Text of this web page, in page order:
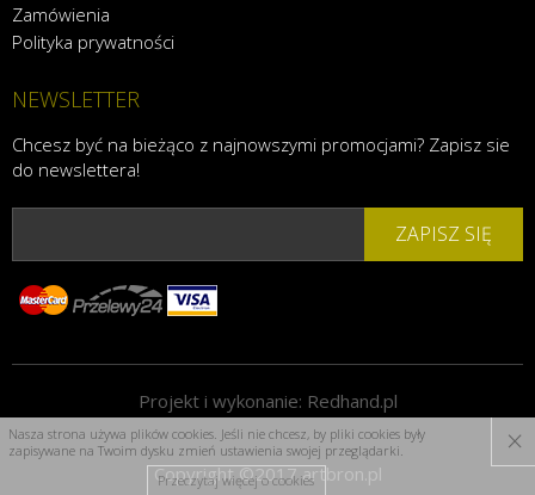
Zamówienia
Polityka prywatności
NEWSLETTER
Chcesz być na bieżąco z najnowszymi promocjami? Zapisz sie
do newslettera!
ZAPISZ SIĘ
Projekt i wykonanie: Redhand.pl
Copyright ©2017 artbron.pl
Nasza strona używa plików cookies. Jeśli nie chcesz, by pliki cookies były
zapisywane na Twoim dysku zmień ustawienia swojej przeglądarki.
×
Przeczytaj więcej o cookies